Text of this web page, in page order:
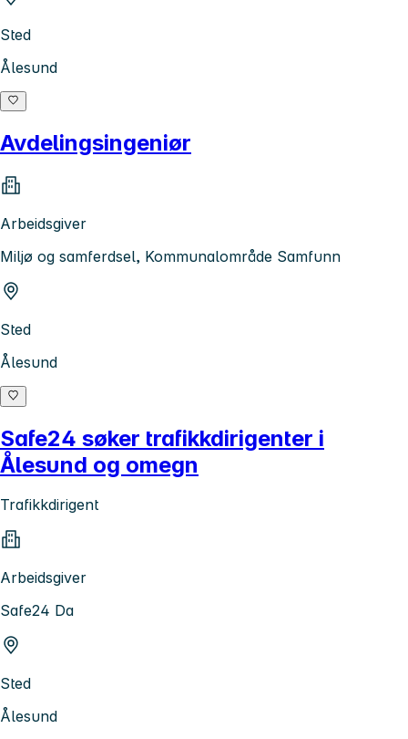
Sted
Ålesund
Avdelingsingeniør
Arbeidsgiver
Miljø og samferdsel, Kommunalområde Samfunn
Sted
Ålesund
Safe24 søker trafikkdirigenter i
Ålesund og omegn
Trafikkdirigent
Arbeidsgiver
Safe24 Da
Sted
Ålesund